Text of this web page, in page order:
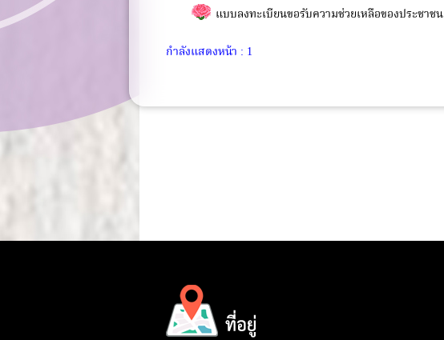
แบบลงทะเบียนขอรับความช่วยเหลือของประชาชน
กำลังแสดงหน้า : 1